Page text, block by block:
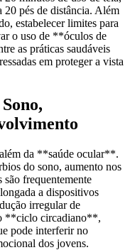
20 pés de distância. Além
estabelecer limites para
o uso de **óculos de
as práticas saudáveis
em proteger a vista
da **saúde ocular**.
do sono, aumento nos
são frequentemente
a dispositivos
irregular de
**ciclo circadiano**,
pode interferir no
dos jovens.